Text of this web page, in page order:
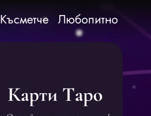
Късметче Любопитно